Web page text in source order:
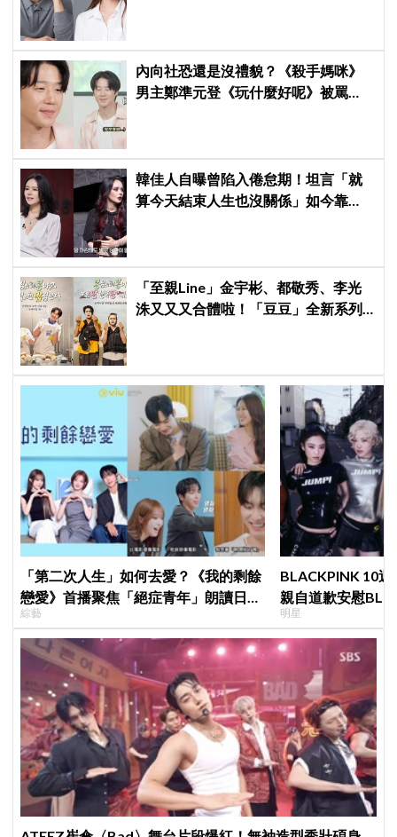
內向社恐還是沒禮貌？《殺手媽咪》
男主鄭準元登《玩什麼好呢》被罵
韓佳人自曝曾陷入倦怠期！坦言「就
算今天結束人生也沒關係」如今靠
「至親Line」金宇彬、都敬秀、李光
洙又又又合體啦！「豆豆」全新系列
「第二次人生」如何去愛？《我的剩餘
戀愛》首播聚焦「絕症青年」朗讀日記
全場淚崩，初見面竟「撞見舊識」！
綜藝
BLACKPINK 10
親自道歉安慰
直呼：「看了心
明星